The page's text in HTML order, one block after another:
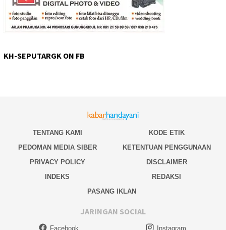
KH-SEPUTARGK ON FB
TENTANG KAMI
KODE ETIK
PEDOMAN MEDIA SIBER
KETENTUAN PENGGUNAAN
PRIVACY POLICY
DISCLAIMER
INDEKS
REDAKSI
PASANG IKLAN
JARINGAN SOCIAL
Facebook Instagram